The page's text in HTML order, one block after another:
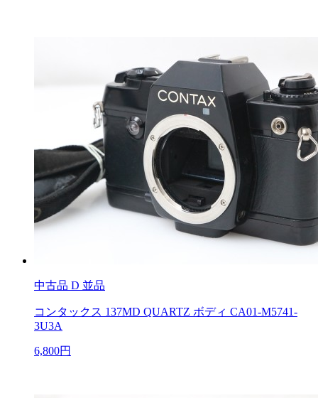
中古品 D 並品
コンタックス 137MD QUARTZ ボディ CA01-M5741-
3U3A
6,800円